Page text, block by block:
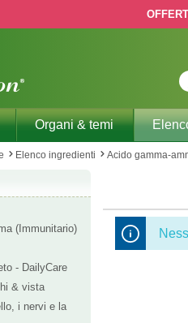
Organi & temi
Elenco ingredienti Acido gamma-
(Immunitario)
- DailyCare
& vista
i nervi e la